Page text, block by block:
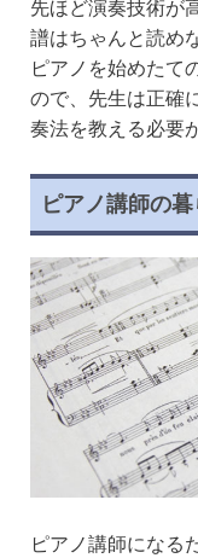
先ほど演奏技術が
譜はちゃんと読め
ピアノを始めたて
ので、先生は正確
奏法を教える必要
ピアノ講師の
ピアノ講師になる